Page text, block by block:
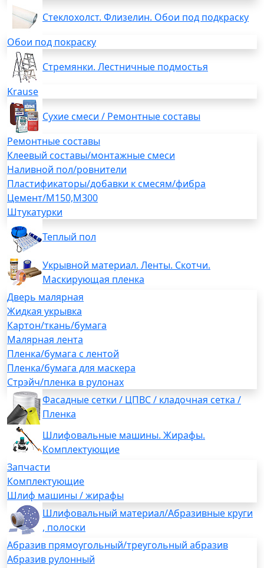
Стеклохолст. Флизелин. Обои под подкраску
Обои под покраску
Стремянки. Лестничные подмостья
Krause
Сухие смеси / Ремонтные составы
Ремонтные составы
Клеевый составы/монтажные смеси
Наливной пол/ровнители
Пластификаторы/добавки к смесям/фибра
Цемент/М150,М300
Штукатурки
Теплый пол
Укрывной материал. Ленты. Скотчи.
Маскирующая пленка
Дверь малярная
Жидкая укрывка
Картон/ткань/бумага
Малярная лента
Пленка/бумага с лентой
Пленка/бумага для маскера
Стрэйч/пленка в рулонах
Фасадные сетки / ЦПВС / кладочная сетка /
Пленка
Шлифовальные машины. Жирафы.
Комплектующие
Запчасти
Комплектующие
Шлиф машины / жирафы
Шлифовальный материал/Абразивные круги
, полоски
Абразив прямоугольный/треугольный абразив
Абразив рулонный